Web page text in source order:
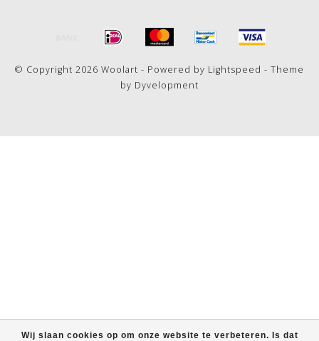
Wij slaan cookies op om onze website te verbeteren. Is dat
© Copyright 2026 Woolart - Powered by Lightspeed - Theme
by Dyvelopment